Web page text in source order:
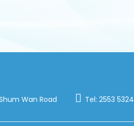
Wan Road Tel: 2553 5324